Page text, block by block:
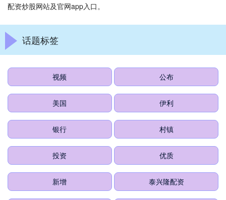
配资炒股网站及官网app入口。
话题标签
视频 公布
美国 伊利
银行 村镇
投资 优质
新增 泰兴隆配资